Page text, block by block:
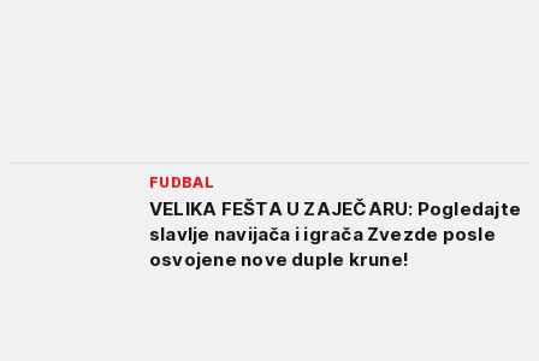
FUDBAL
VELIKA FEŠTA U ZAJEČARU: Pogledajte
slavlje navijača i igrača Zvezde posle
osvojene nove duple krune!